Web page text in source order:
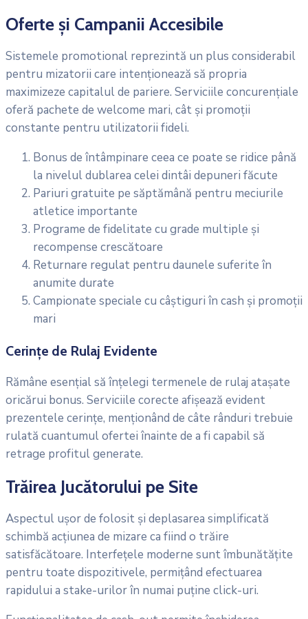
Oferte și Campanii Accesibile
Sistemele promotional reprezintă un plus considerabil
pentru mizatorii care intenționează să propria
maximizeze capitalul de pariere. Serviciile concurențiale
oferă pachete de welcome mari, cât și promoții
constante pentru utilizatorii fideli.
Bonus de întâmpinare ceea ce poate se ridice până
la nivelul dublarea celei dintâi depuneri făcute
Pariuri gratuite pe săptămână pentru meciurile
atletice importante
Programe de fidelitate cu grade multiple și
recompense crescătoare
Returnare regulat pentru daunele suferite în
anumite durate
Campionate speciale cu câștiguri în cash și promoții
mari
Cerințe de Rulaj Evidente
Rămâne esențial să înțelegi termenele de rulaj atașate
oricărui bonus. Serviciile corecte afișează evident
prezentele cerințe, menționând de câte rânduri trebuie
rulată cuantumul ofertei înainte de a fi capabil să
retrage profitul generate.
Trăirea Jucătorului pe Site
Aspectul ușor de folosit și deplasarea simplificată
schimbă acțiunea de mizare ca fiind o trăire
satisfăcătoare. Interfețele moderne sunt îmbunătățite
pentru toate dispozitivele, permițând efectuarea
rapidului a stake-urilor în numai puține click-uri.